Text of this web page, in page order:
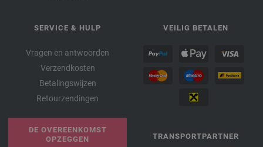
SERVICE & HULP
Vragen en antwoorden
Verzendkosten
Betalingswijzen
Retourzendingen
DE OVEREENKOMST
OPZEGGEN
VEILIG BETALEN
TRANSPORTPARTNER